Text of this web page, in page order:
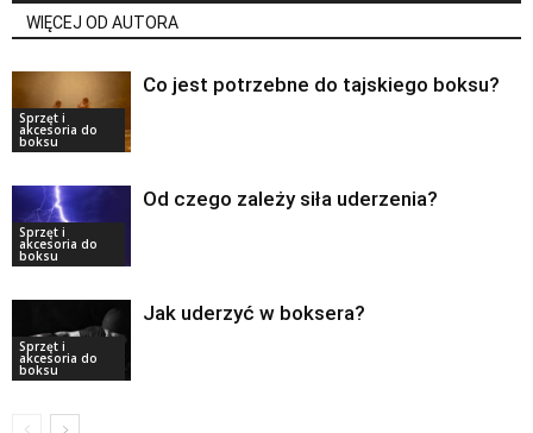
WIĘCEJ OD AUTORA
Sprzęt i
akcesoria do
boksu
Co jest potrzebne do tajskiego boksu?
Sprzęt i
akcesoria do
boksu
Od czego zależy siła uderzenia?
Sprzęt i
akcesoria do
boksu
Jak uderzyć w boksera?